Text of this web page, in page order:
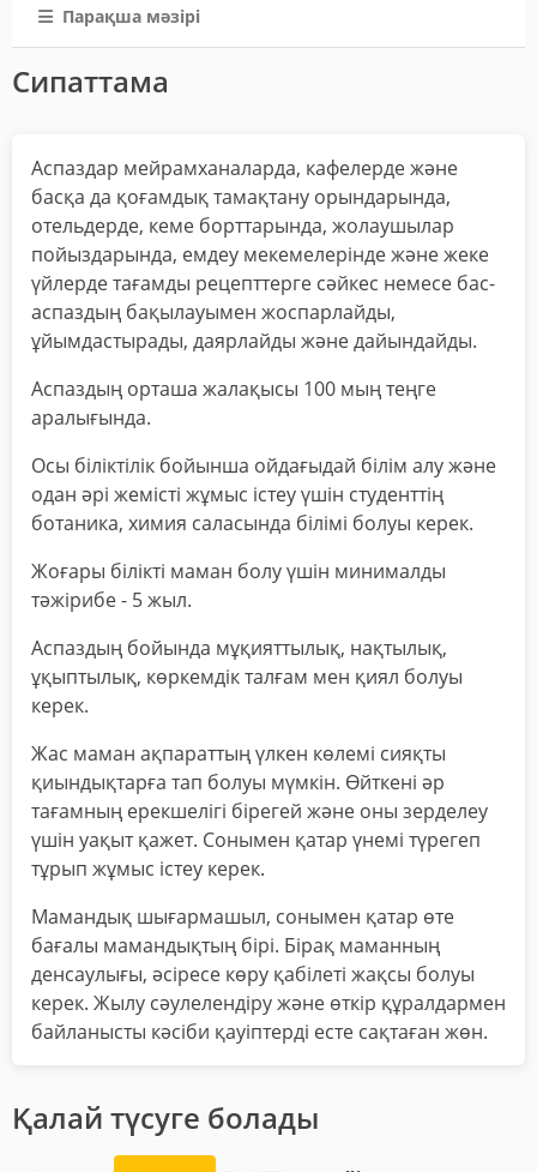
Парақша мәзірі
Сипаттама
Аспаздар мейрамханаларда, кафелерде және
басқа да қоғамдық тамақтану орындарында,
отельдерде, кеме борттарында, жолаушылар
пойыздарында, емдеу мекемелерінде және жеке
үйлерде тағамды рецепттерге сәйкес немесе бас-
аспаздың бақылауымен жоспарлайды,
ұйымдастырады, даярлайды және дайындайды.
Аспаздың орташа жалақысы 100 мың теңге
аралығында.
Осы біліктілік бойынша ойдағыдай білім алу және
одан әрі жемісті жұмыс істеу үшін студенттің
ботаника, химия саласында білімі болуы керек.
Жоғары білікті маман болу үшін минималды
тәжірибе - 5 жыл.
Аспаздың бойында мұқияттылық, нақтылық,
ұқыптылық, көркемдік талғам мен қиял болуы
керек.
Жас маман ақпараттың үлкен көлемі сияқты
қиындықтарға тап болуы мүмкін. Өйткені әр
тағамның ерекшелігі бірегей және оны зерделеу
үшін уақыт қажет. Сонымен қатар үнемі түрегеп
тұрып жұмыс істеу керек.
Мамандық шығармашыл, сонымен қатар өте
бағалы мамандықтың бірі. Бірақ маманның
денсаулығы, әсіресе көру қабілеті жақсы болуы
керек. Жылу сәулелендіру және өткір құралдармен
байланысты кәсіби қауіптерді есте сақтаған жөн.
Қалай түсуге болады